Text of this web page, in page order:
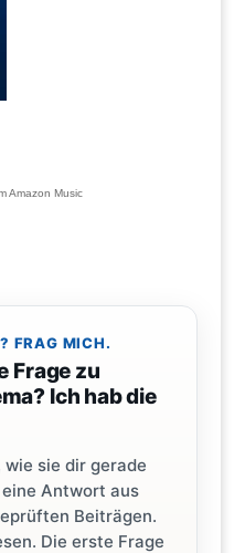
Amazon Music
FRAG MICH.
Frage zu
Ich hab die
sie dir gerade
Antwort aus
Beiträgen.
Die erste Frage